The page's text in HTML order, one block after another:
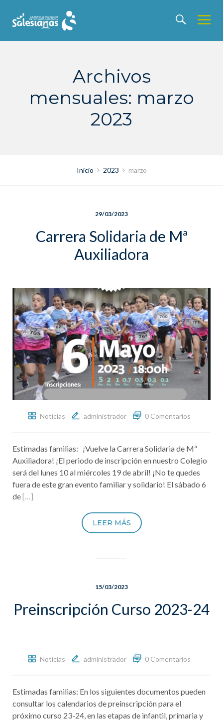
contenido
Archivos
mensuales: marzo
2023
Inicio 2023 marzo
29/03/2023
Carrera Solidaria de Mª
Auxiliadora
Noticias administrador 0 Comentarios
Estimadas familias: ¡Vuelve la Carrera Solidaria de Mª
Auxiliadora! ¡El periodo de inscripción en nuestro Colegio
será del lunes 10 al miércoles 19 de abril! ¡No te quedes
fuera de este gran evento familiar y solidario! El sábado 6
de[…]
LEER MÁS
15/03/2023
Preinscripción Curso 2023-24
Noticias administrador 0 Comentarios
Estimadas familias: En los siguientes documentos pueden
consultar los calendarios de preinscripción para el
próximo curso 23-24, en las etapas de infantil, primaria y